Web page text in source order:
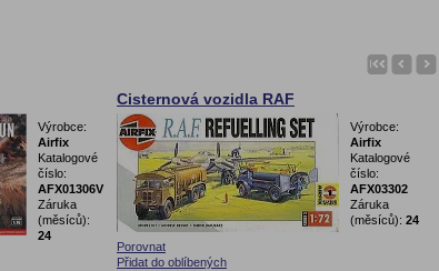
Výrobce:
Airfix
Katalogové
číslo:
AFX01306V
Záruka
(měsíců):
24
Cisternová vozidla RAF
Výrobce:
Airfix
Katalogové
číslo:
AFX03302
Záruka
(měsíců): 24
Porovnat
Přidat do oblíbených